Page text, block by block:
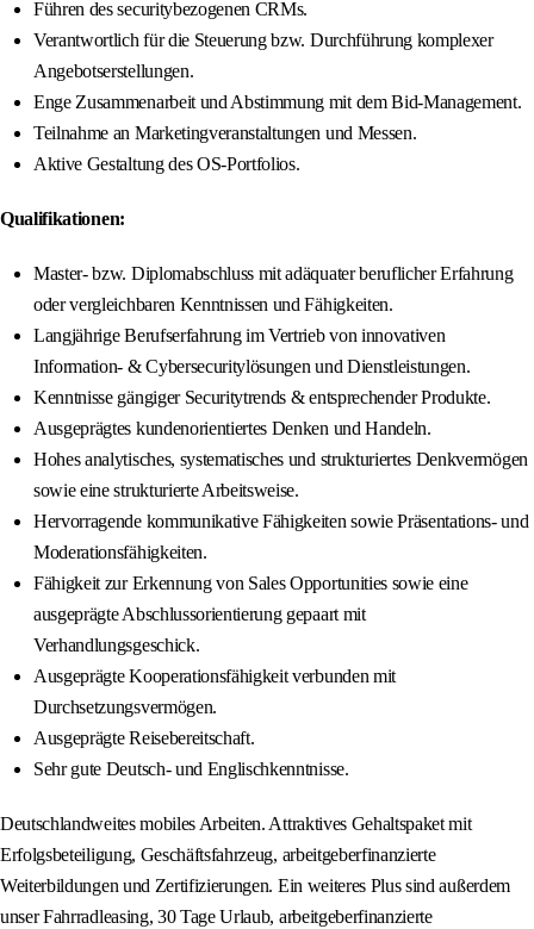
Führen des securitybezogenen CRMs.
Verantwortlich für die Steuerung bzw. Durchführung komplexer
Angebotserstellungen.
Enge Zusammenarbeit und Abstimmung mit dem Bid-Management.
Teilnahme an Marketingveranstaltungen und Messen.
Aktive Gestaltung des OS-Portfolios.
Qualifikationen:
Master- bzw. Diplomabschluss mit adäquater beruflicher Erfahrung
oder vergleichbaren Kenntnissen und Fähigkeiten.
Langjährige Berufserfahrung im Vertrieb von innovativen
Information- & Cybersecuritylösungen und Dienstleistungen.
Kenntnisse gängiger Securitytrends & entsprechender Produkte.
Ausgeprägtes kundenorientiertes Denken und Handeln.
Hohes analytisches, systematisches und strukturiertes Denkvermögen
sowie eine strukturierte Arbeitsweise.
Hervorragende kommunikative Fähigkeiten sowie Präsentations- und
Moderationsfähigkeiten.
Fähigkeit zur Erkennung von Sales Opportunities sowie eine
ausgeprägte Abschlussorientierung gepaart mit
Verhandlungsgeschick.
Ausgeprägte Kooperationsfähigkeit verbunden mit
Durchsetzungsvermögen.
Ausgeprägte Reisebereitschaft.
Sehr gute Deutsch- und Englischkenntnisse.
Deutschlandweites mobiles Arbeiten. Attraktives Gehaltspaket mit
Erfolgsbeteiligung, Geschäftsfahrzeug, arbeitgeberfinanzierte
Weiterbildungen und Zertifizierungen. Ein weiteres Plus sind außerdem
unser Fahrradleasing, 30 Tage Urlaub, arbeitgeberfinanzierte